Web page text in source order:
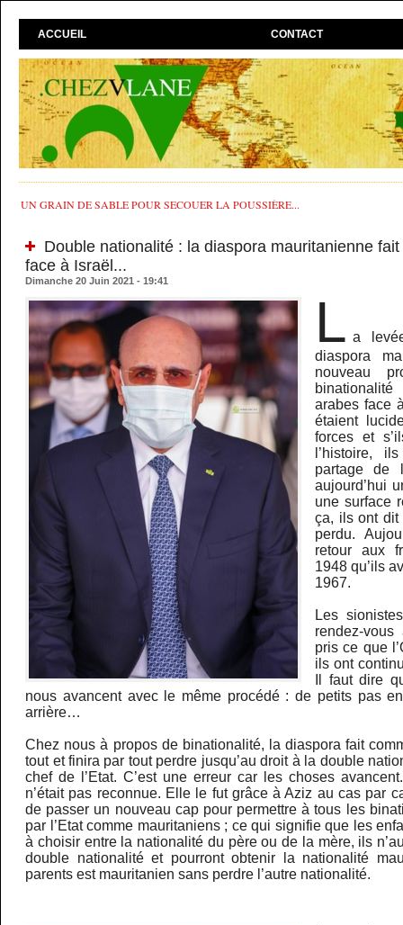
ACCUEIL CONTACT
UN GRAIN DE SABLE POUR SECOUER LA POUSSIÈRE...
Double nationalité : la diaspora mauritanienne fait
face à Israël...
Dimanche 20 Juin 2021 - 19:41
L a
diaspora
nouveau
arabes face
étaient
forces et
l’histoire,
partage de
aujourd’hui
une surface
ça, ils ont dit
perdu.
retour aux
1948 qu’ils
1967.
Les
rendez-
pris ce que
ils ont
Il faut dire
nous avancent avec le même procédé : de petits pas
arrière…
Chez nous à propos de binationalité, la diaspora fait
tout et finira par tout perdre jusqu’au droit à la double
chef de l’Etat. C’est une erreur car les choses
n’était pas reconnue. Elle le fut grâce à Aziz au cas par
de passer un nouveau cap pour permettre à tous les
par l’Etat comme mauritaniens ; ce qui signifie que les
à choisir entre la nationalité du père ou de la mère, ils
double nationalité et pourront obtenir la nationalité
parents est mauritanien sans perdre l’autre nationalité.